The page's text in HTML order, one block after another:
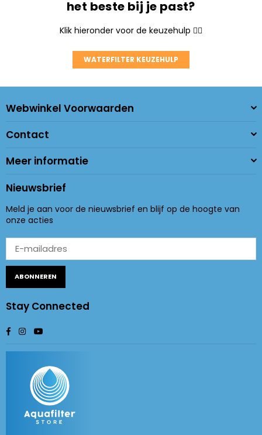
het beste bij je past?
Klik hieronder voor de keuzehulp 👇🏼
WATERFILTER KEUZEHULP
Webwinkel Voorwaarden
Contact
Meer informatie
Nieuwsbrief
Meld je aan voor de nieuwsbrief en blijf op de hoogte van
onze acties
ABONNEREN
Stay Connected
Facebook
Instagram